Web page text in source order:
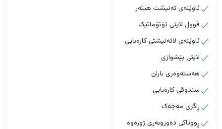
ئاوێنەی تەنیشت هیتەر
فوول لایتی ئۆتۆماتیک
ئاوێنەی لاتەنیشتی کارەبایی
لایتی پێشوازی
هەستەوەری باران
سندوقی کارەبایی
ڕاگری مەچەک
ڕووناکی دەوروبەری ژورەوە